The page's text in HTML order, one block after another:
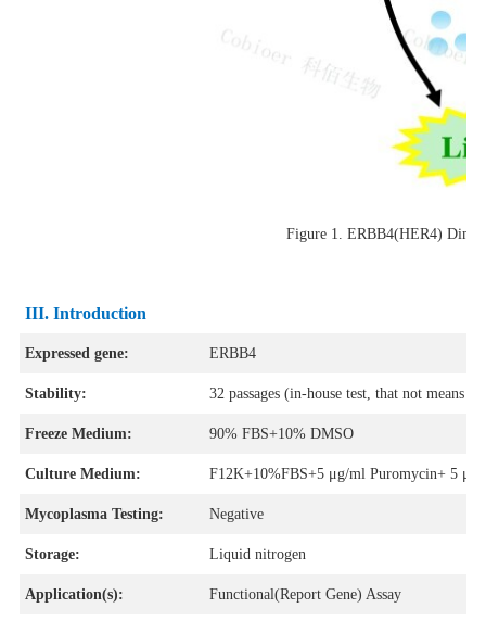
Figure 1. ERBB4(HER4)
III. Introduction
Expressed gene: ERBB4
Stability: 32 passages (in-house test, that not means
Freeze Medium: 90% FBS+10% DMSO
Culture Medium: F12K+10%FBS+5 μg/ml Puromycin+ 5
Mycoplasma Testing: Negative
Storage: Liquid nitrogen
Application(s): Functional(Report Gene) Assay